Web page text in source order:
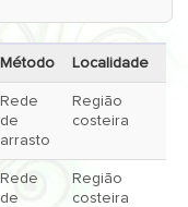
Método Localidade
Rede
de
arrasto
Região
costeira
Rede
de
Região
costeira